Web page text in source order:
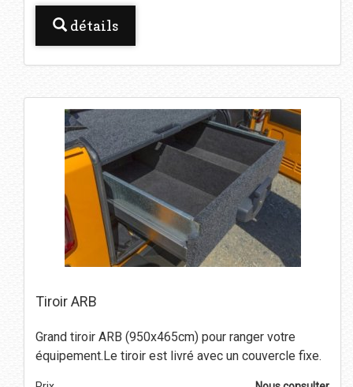
détails
Tiroir ARB
Grand tiroir ARB (950x465cm) pour ranger votre
équipement.Le tiroir est livré avec un couvercle fixe.